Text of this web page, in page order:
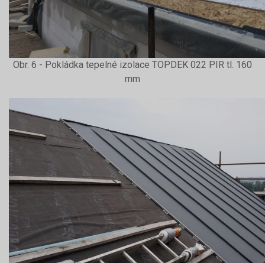
Obr. 6 - Pokládka tepelné izolace TOPDEK 022 PIR tl. 160
mm